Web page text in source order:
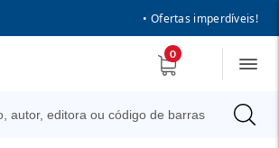
• Ofertas imperdíveis!
0